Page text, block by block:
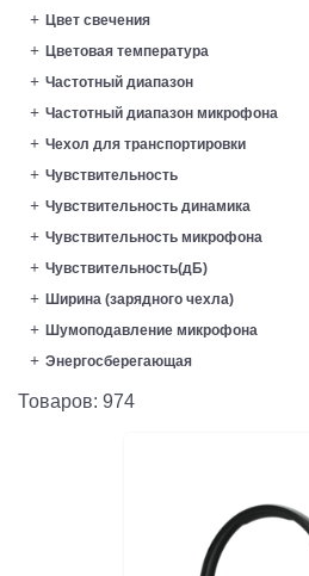
Цвет свечения
Цветовая температура
Частотный диапазон
Частотный диапазон микрофона
Чехол для транспортировки
Чувствительность
Чувствительность динамика
Чувствительность микрофона
Чувствительность(дБ)
Ширина (зарядного чехла)
Шумоподавление микрофона
Энергосберегающая
Товаров: 974